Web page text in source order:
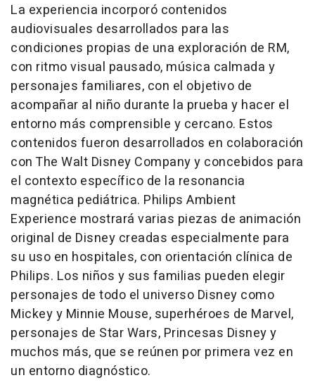
La experiencia incorporó contenidos
audiovisuales desarrollados para las
condiciones propias de una exploración de RM,
con ritmo visual pausado, música calmada y
personajes familiares, con el objetivo de
acompañar al niño durante la prueba y hacer el
entorno más comprensible y cercano. Estos
contenidos fueron desarrollados en colaboración
con The Walt Disney Company y concebidos para
el contexto específico de la resonancia
magnética pediátrica. Philips Ambient
Experience mostrará varias piezas de animación
original de Disney creadas especialmente para
su uso en hospitales, con orientación clínica de
Philips. Los niños y sus familias pueden elegir
personajes de todo el universo Disney como
Mickey y Minnie Mouse, superhéroes de Marvel,
personajes de Star Wars, Princesas Disney y
muchos más, que se reúnen por primera vez en
un entorno diagnóstico.